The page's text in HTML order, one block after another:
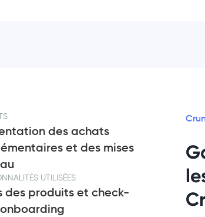
des achats
et des mises
UTILISÉES
des produits et check-